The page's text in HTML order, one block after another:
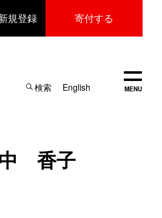
MENU
開く
規登録 寄付する
検索 English
中 香子